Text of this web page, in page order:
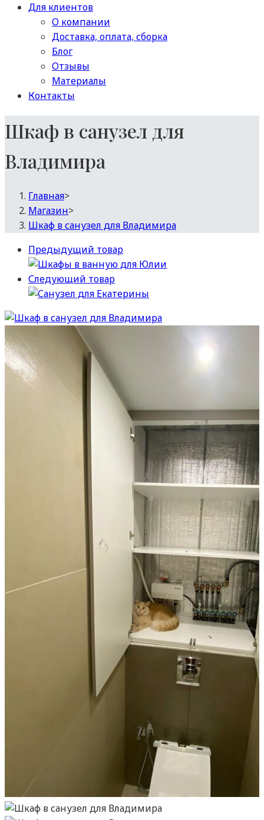
Для клиентов
О компании
Доставка, оплата, сборка
Блог
Отзывы
Материалы
Контакты
Шкаф в санузел для
Владимира
Главная>
Магазин>
Шкаф в санузел для Владимира
Предыдущий товар
Следующий товар